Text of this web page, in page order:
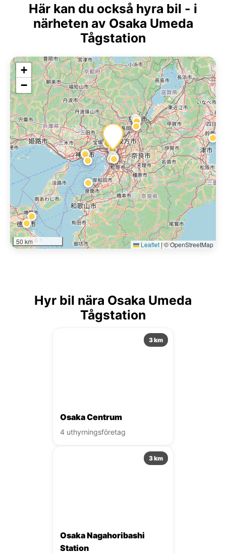
Här kan du också hyra bil - i
närheten av Osaka Umeda
Tågstation
+
−
50 km Leaflet|© OpenStreetMap
Hyr bil nära Osaka Umeda
Tågstation
3 km
Osaka Centrum
4 uthyrningsföretag
3 km
Osaka Nagahoribashi
Station